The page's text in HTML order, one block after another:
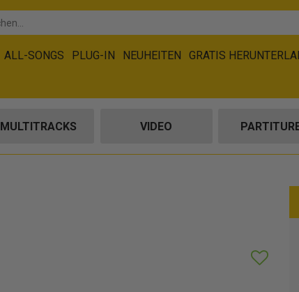
ALL-SONGS PLUG-IN NEUHEITEN
GRATIS
MULTITRACKS VIDEO